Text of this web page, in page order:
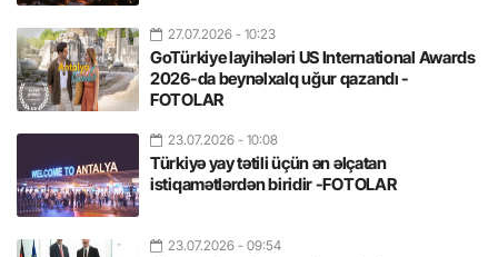
27.07.2026 - 10:23
GoTürkiye layihələri US International Awards
2026-da beynəlxalq uğur qazandı -
FOTOLAR
23.07.2026 - 10:08
Türkiyə yay tətili üçün ən əlçatan
istiqamətlərdən biridir -FOTOLAR
23.07.2026 - 09:54